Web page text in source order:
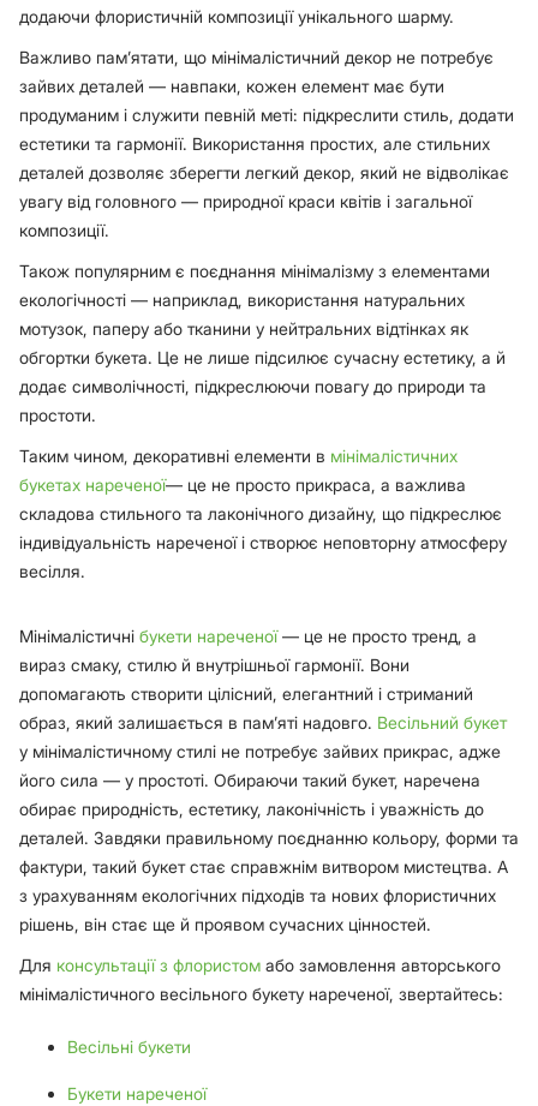
додаючи флористичній композиції унікального шарму.
Важливо пам’ятати, що мінімалістичний декор не потребує
зайвих деталей — навпаки, кожен елемент має бути
продуманим і служити певній меті: підкреслити стиль, додати
естетики та гармонії. Використання простих, але стильних
деталей дозволяє зберегти легкий декор, який не відволікає
увагу від головного — природної краси квітів і загальної
композиції.
Також популярним є поєднання мінімалізму з елементами
екологічності — наприклад, використання натуральних
мотузок, паперу або тканини у нейтральних відтінках як
обгортки букета. Це не лише підсилює сучасну естетику, а й
додає символічності, підкреслюючи повагу до природи та
простоти.
Таким чином, декоративні елементи в мінімалістичних
букетах нареченої— це не просто прикраса, а важлива
складова стильного та лаконічного дизайну, що підкреслює
індивідуальність нареченої і створює неповторну атмосферу
весілля.
Мінімалістичні букети нареченої— це не просто тренд, а
вираз смаку, стилю й внутрішньої гармонії. Вони
допомагають створити цілісний, елегантний і стриманий
образ, який залишається в пам’яті надовго. Весільний букет
у мінімалістичному стилі не потребує зайвих прикрас, адже
його сила — у простоті. Обираючи такий букет, наречена
обирає природність, естетику, лаконічність і уважність до
деталей. Завдяки правильному поєднанню кольору, форми та
фактури, такий букет стає справжнім витвором мистецтва. А
з урахуванням екологічних підходів та нових флористичних
рішень, він стає ще й проявом сучасних цінностей.
Для консультації з флористом або замовлення авторського
мінімалістичного весільного букету нареченої, звертайтесь:
Весільні букети
Букети нареченої